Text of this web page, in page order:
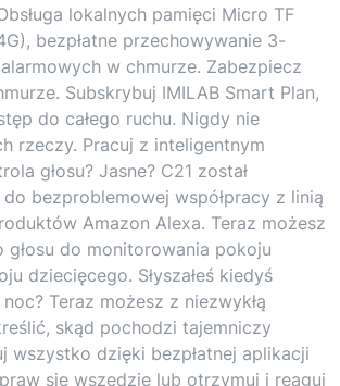
lokalnych pamięci Micro TF
bezpłatne przechowywanie 3-
w chmurze. Zabezpiecz
Subskrybuj IMILAB Smart Plan,
do całego ruchu. Nigdy nie
rzeczy. Pracuj z inteligentnym
głosu? Jasne? C21 został
bezproblemowej współpracy z linią
Amazon Alexa. Teraz możesz
głosu do monitorowania pokoju
dziecięcego. Słyszałeś kiedyś
Teraz możesz z niezwykłą
skąd pochodzi tajemniczy
wszystko dzięki bezpłatnej aplikacji
się wszędzie lub otrzymuj i reaguj